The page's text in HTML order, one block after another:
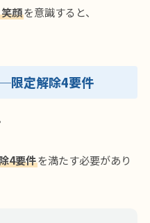
笑顔を意識すると、
限定解除4要件
4要件を満たす必要があり